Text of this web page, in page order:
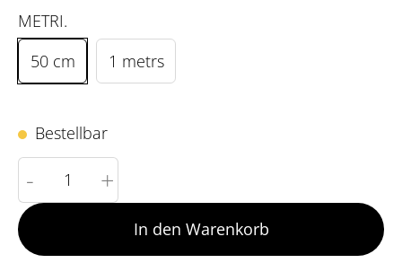
METRI.
50 cm
1 metrs
Bestellbar
- +
In den Warenkorb